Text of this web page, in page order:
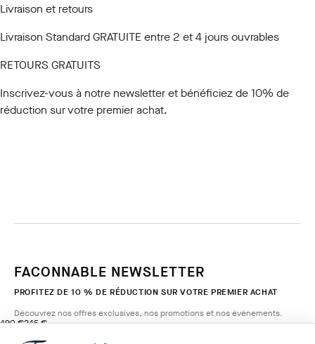
Livraison et retours
Livraison Standard GRATUITE entre 2 et 4 jours ouvrables
RETOURS GRATUITS
Inscrivez-vous à notre newsletteret bénéficiez de 10% de
réduction sur votre premier achat.
490 €
original price 490 €
245 €
current price 245 €
FACONNABLE NEWSLETTER
PROFITEZ DE 10 % DE RÉDUCTION SUR VOTRE PREMIER ACHAT
Découvrez nos offres exclusives, nos promotions et nos évènements.